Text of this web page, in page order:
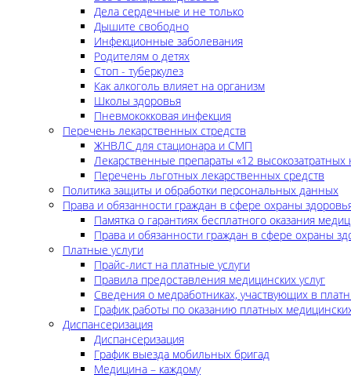
Дела сердечные и не только
Дышите свободно
Инфекционные заболевания
Родителям о детях
Стоп - туберкулез
Как алкоголь влияет на организм
Школы здоровья
Пневмококковая инфекция
Перечень лекарственных стредств
ЖНВЛС для стационара и СМП
Лекарственные препараты «12 высокозатратных
Перечень льготных лекарственных средств
Политика защиты и обработки персональных данных
Права и обязанности граждан в сфере охраны
Памятка о гарантиях бесплатного оказания
Права и обязанности граждан в сфере охраны
Платные услуги
Прайс-лист на платные услуги
Правила предоставления медицинских услуг
Сведения о медработниках, участвующих в
График работы по оказанию платных
Диспансеризация
Диспансеризация
График выезда мобильных бригад
Медицина – каждому